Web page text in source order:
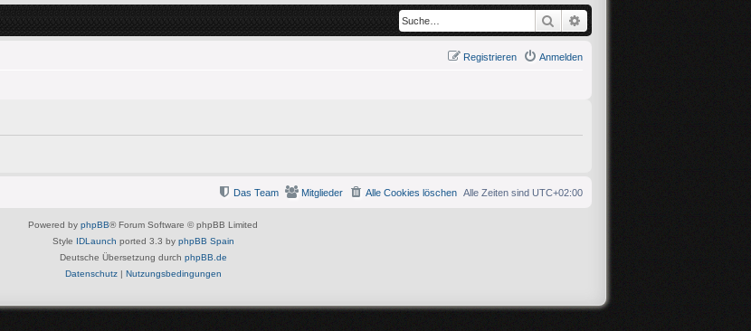
Suche
Anmelden
Registrieren
Alle Zeiten sind UTC+02:00
Alle Cookies löschen
Mitglieder
Das Team
Powered by phpBB® Forum Software © phpBB Limited
Style IDLaunch ported 3.3 by phpBB Spain
Deutsche Übersetzung durch phpBB.de
Datenschutz| Nutzungsbedingungen